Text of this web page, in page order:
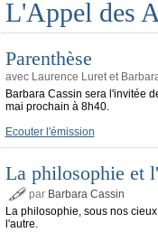
L'Appel des
Parenthèse
avec Laurence Luret et
Barbara Cassin sera l'invitée
mai prochain à 8h40.
Ecouter l'émission
La philosophie et
par Barbara Cassin
La philosophie, sous nos
l'autre.